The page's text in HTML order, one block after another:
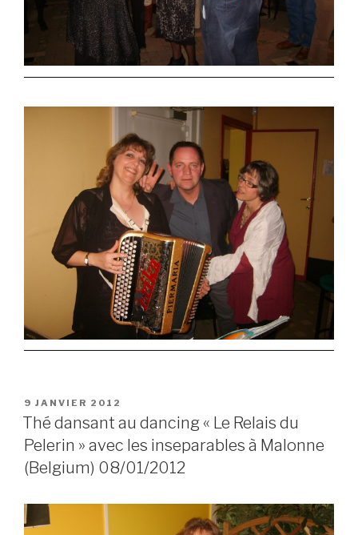
POSTED
ON
9 JANVIER 2012
Thé dansant au dancing « Le Relais du
Pelerin » avec les inseparables à Malonne
(Belgium) 08/01/2012